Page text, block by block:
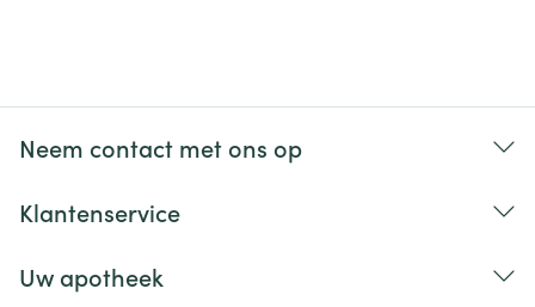
Neem contact met ons op
Klantenservice
Uw apotheek